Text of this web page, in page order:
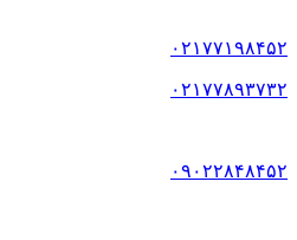
۰۲۱۷۷۱۹۸۴۵۲
۰۲۱۷۷۸۹۳۷۳۲
۰۹۰۲۲۸۴۸۴۵۲